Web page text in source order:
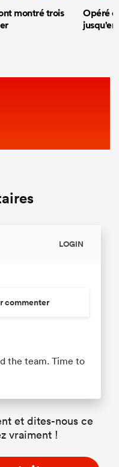
montré trois
Opéré
LOGIN
commenter
the team. Time to
et dites-nous ce
vraiment !